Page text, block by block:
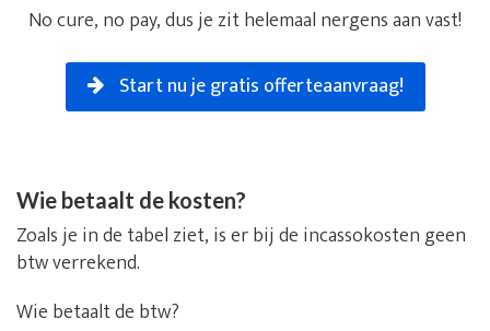
No cure, no pay, dus je zit helemaal nergens aan vast!
Start nu je gratis offerteaanvraag!
Wie betaalt de kosten?
Zoals je in de tabel ziet, is er bij de incassokosten geen
btw verrekend.
Wie betaalt de btw?